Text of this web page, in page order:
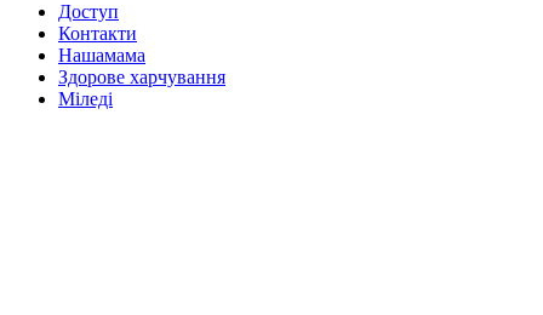
Доступ
Контакти
Нашамама
Здорове харчування
Міледі